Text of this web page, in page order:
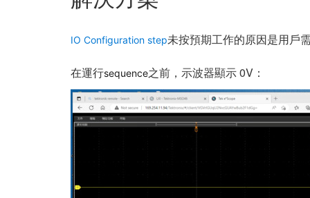
IO Configuration step未按預期工作的原因是用戶
在運行sequence之前，示波器顯示 0V：